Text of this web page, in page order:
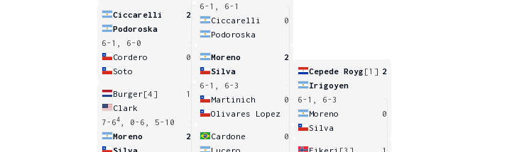
Ciccarelli
2
Podoroska
6-1, 6-0
Cordero
0
Soto
Burger[4]
1
Clark
7-64
, 0-6, 5-10
Moreno
2
Silva
6-1, 6-1
Ciccarelli
0
Podoroska
Moreno
2
Silva
6-1, 6-3
Martinich
0
Olivares Lopez
Cardone
0
Lucero
Cepede Royg [1] 2
Irigoyen
6-1, 6-3
Moreno
0
Silva
Eikeri [3]
1